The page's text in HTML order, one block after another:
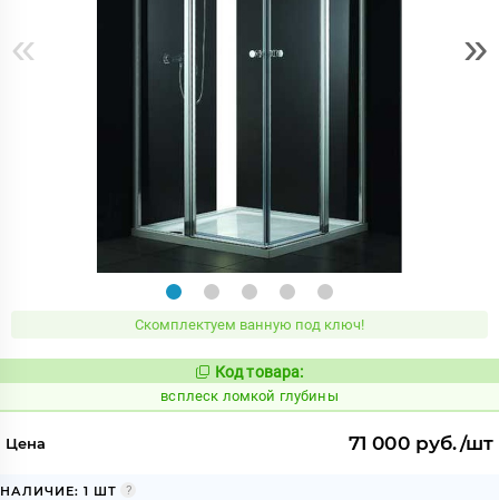
« »
Скомплектуем ванную под ключ!
Код:
240392
Код товара:
всплеск ломкой глубины
Цена 71 000 руб./шт
НАЛИЧИЕ: 1 ШТ